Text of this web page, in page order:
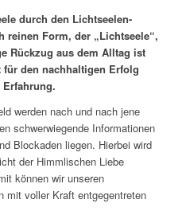
durch den Lichtseelen-
Form, der „Lichtseele“,
Rückzug aus dem Alltag ist
für den nachhaltigen Erfolg
werden nach und nach jene
schwerwiegende Informationen
Blockaden liegen. Hierbei wird
der Himmlischen Liebe
können wir unseren
mit voller Kraft entgegentreten